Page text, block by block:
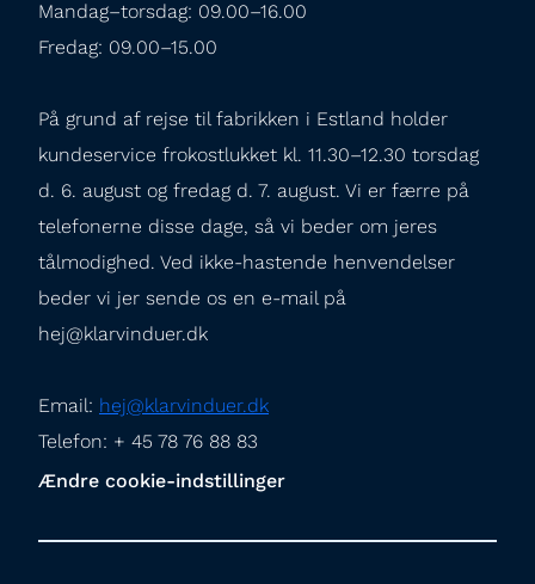
Mandag–torsdag: 09.00–16.00
Fredag: 09.00–15.00
På grund af rejse til fabrikken i Estland holder
kundeservice frokostlukket kl. 11.30–12.30 torsdag
d. 6. august og fredag d. 7. august. Vi er færre på
telefonerne disse dage, så vi beder om jeres
tålmodighed. Ved ikke-hastende henvendelser
beder vi jer sende os en e-mail på
hej@klarvinduer.dk
Email: hej@klarvinduer.dk
Telefon: + 45 78 76 88 83
Ændre cookie-indstillinger